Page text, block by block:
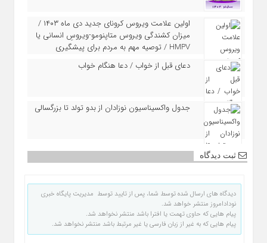
اولین علامت ویروس کرونای جدید دی ماه ۱۴۰۳ /
میزان کشندگی ویروس متاپنومو-ویروسِ انسانی یا
HMPV / توصیه مهم به مردم برای پیشگیری
دعای قبل از خواب / دعا هنگام خواب
جدول واکسیناسیون نوزادان از بدو تولد تا بزرگسالی
ثبت دیدگاه
دیدگاه های ارسال شده توسط شما، پس از تایید توسط مدیریت پایگاه خبری
نودادامروز منتشر خواهد شد.
پیام هایی که حاوی تهمت یا افترا باشد منتشر نخواهد شد.
پیام هایی که به غیر از زبان فارسی یا غیر مرتبط باشد منتشر نخواهد شد.